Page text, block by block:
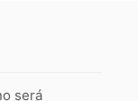
será